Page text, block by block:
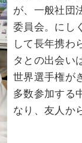
が、一般社団
委員会。にし
して長年携わ
タとの出会い
世界選手権が
多数参加する
なり、友人か